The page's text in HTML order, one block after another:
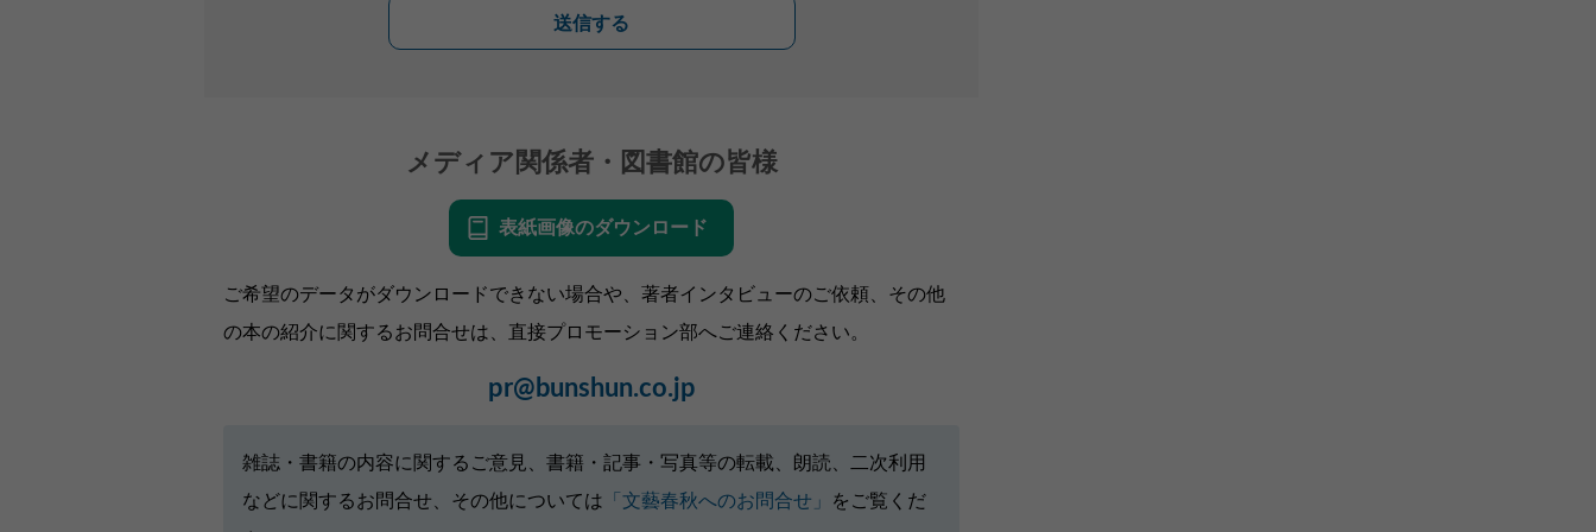
送信する
メディア関係者・図書館の皆様
表紙画像のダウンロード
ご希望のデータがダウンロードできない場合や、著者インタビューのご依頼、その他
の本の紹介に関するお問合せは、直接プロモーション部へご連絡ください。
pr@bunshun.co.jp
雑誌・書籍の内容に関するご意見、書籍・記事・写真等の転載、朗読、二次利用
などに関するお問合せ、その他については 「文藝春秋へのお問合せ」
をご覧くだ